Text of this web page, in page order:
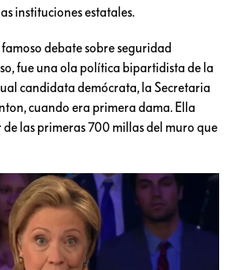
instituciones estatales.
debate sobre seguridad
fue una ola política bipartidista de la
candidata demócrata, la Secretaria
cuando era primera dama. Ella
las primeras 700 millas del muro que